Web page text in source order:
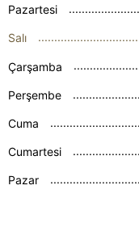
Pazartesi
Salı
Çarşamba
Perşembe
Cuma
Cumartesi
Pazar